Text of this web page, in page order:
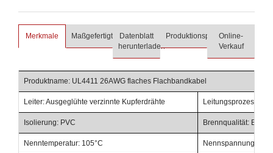
Merkmale Maßgefertigt
Datenblatt
herunterladen
ProduktionsprozessOnline-
Verkauf
Produktname: UL4411 26AWG flaches Flachbandkabel
Leiter: Ausgeglühte verzinnte Kupferdrähte Leitungsprozess:
Isolierung: PVC Brennqualität:
Nenntemperatur: 105°C Nennspannung: 300